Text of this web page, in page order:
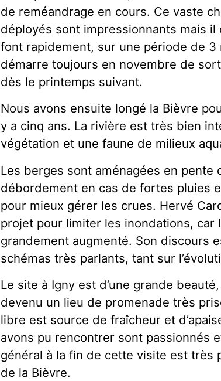
de reméandrage en cours. Ce vaste
déployés sont impressionnants mais
font rapidement, sur une période de
démarre toujours en novembre de
dès le printemps suivant.
Nous avons ensuite longé la Bièvre
y a cinq ans. La rivière est très bien
végétation et une faune de milieux
Les berges sont aménagées en pente
débordement en cas de fortes pluies
pour mieux gérer les crues. Hervé
projet pour limiter les inondations, car
grandement augmenté. Son discours
schémas très parlants, tant sur
Le site à Igny est d’une grande
devenu un lieu de promenade très
libre est source de fraîcheur et
avons pu rencontrer sont passionnés
général à la fin de cette visite est très
de la Bièvre.